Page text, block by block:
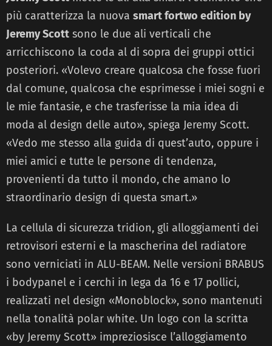
più caratterizza la nuova smart fortwo edition by
Jeremy Scott sono le due ali verticali che
arricchiscono la coda al di sopra dei gruppi ottici
posteriori. «Volevo creare qualcosa che fosse fuori
dal comune, qualcosa che esprimesse i miei sogni e
le mie fantasie, e che trasferisse la mia idea di
moda al design delle auto», spiega Jeremy Scott.
«Vedo me stesso alla guida di quest’auto, oppure i
miei amici e tutte le persone di tendenza,
provenienti da tutto il mondo, che amano lo
straordinario design di questa smart.»
La cellula di sicurezza tridion, gli alloggiamenti dei
retrovisori esterni e la mascherina del radiatore
sono verniciati in ALU-BEAM. Nelle versioni BRABUS
i bodypanel e i cerchi in lega da 16 e 17 pollici,
realizzati nel design «Monoblock», sono mantenuti
nella tonalità polar white. Un logo con la scritta
«by Jeremy Scott» impreziosisce l’alloggiamento